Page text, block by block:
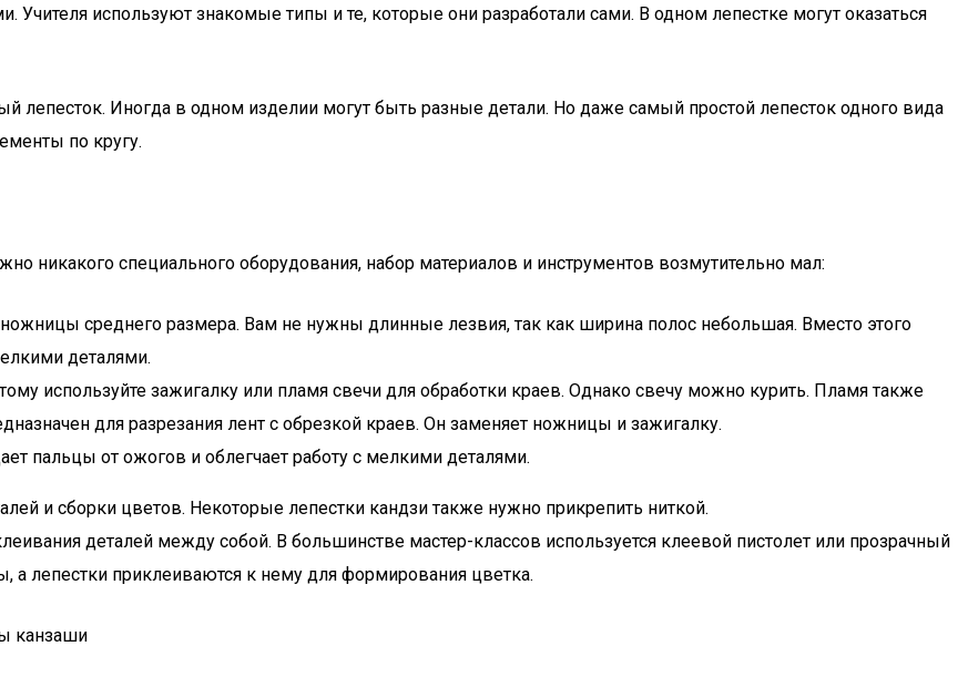
используют знакомые типы и те, которые они разработали сами. В одном лепестке могут оказаться
лепесток. Иногда в одном изделии могут быть разные детали. Но даже самый простой лепесток одного вида
по кругу.
никакого специального оборудования, набор материалов и инструментов возмутительно мал:
среднего размера. Вам не нужны длинные лезвия, так как ширина полос небольшая. Вместо этого
деталями.
используйте зажигалку или пламя свечи для обработки краев. Однако свечу можно курить. Пламя также
для разрезания лент с обрезкой краев. Он заменяет ножницы и зажигалку.
пальцы от ожогов и облегчает работу с мелкими деталями.
и сборки цветов. Некоторые лепестки кандзи также нужно прикрепить ниткой.
деталей между собой. В большинстве мастер-классов используется клеевой пистолет или прозрачный
а лепестки приклеиваются к нему для формирования цветка.